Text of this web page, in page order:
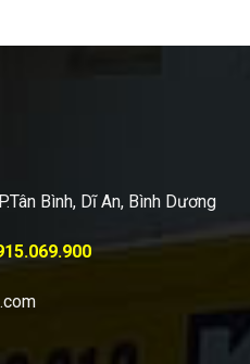
Bình, Dĩ An, Bình Dương